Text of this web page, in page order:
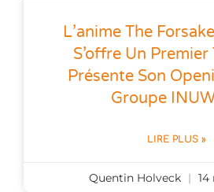
L’anime The
S’offre Un
Présente Son
Groupe
LIRE PLUS »
Quentin Holveck 14